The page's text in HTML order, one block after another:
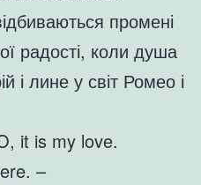
промені
радості, коли душа
і лине у світ Ромео і
it is my love.
–